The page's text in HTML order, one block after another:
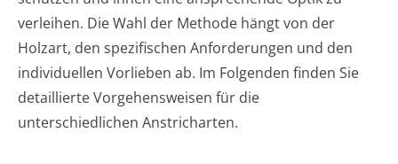
verleihen. Die Wahl der Methode hängt von der
Holzart, den spezifischen Anforderungen und den
individuellen Vorlieben ab. Im Folgenden finden Sie
detaillierte Vorgehensweisen für die
unterschiedlichen Anstricharten.